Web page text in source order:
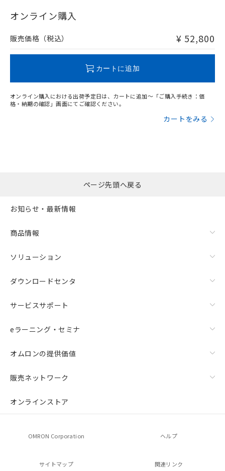
在庫等で未対応品が混在する可能性があります。
問い合わせください。
オンライン購入
販売価格（税込） ¥ 52,800
カートに追加
オンライン購入における出荷予定日は、カートに追加～「ご購入手続き：価
格・納期の確認」画面にてご確認ください。
カートをみる
ページ先頭へ戻る
お知らせ・最新情報
商品情報
ソリューション
ダウンロードセンタ
サービスサポート
eラーニング・セミナ
オムロンの提供価値
販売ネットワーク
オンラインストア
OMRON Corporation ヘルプ
サイトマップ 関連リンク